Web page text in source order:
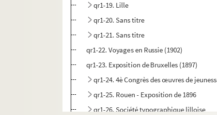
qr1-19. Lille
qr1-20. Sans titre
qr1-21. Sans titre
qr1-22. Voyages en Russie (1902)
qr1-23. Exposition de Bruxelles (1897)
qr1-24. 4è Congrès des œuvres de
qr1-25. Rouen - Exposition de 1896
qr1-26. Société typographique lilloise